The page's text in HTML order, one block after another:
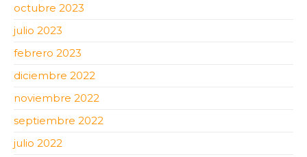
octubre 2023
julio 2023
febrero 2023
diciembre 2022
noviembre 2022
septiembre 2022
julio 2022